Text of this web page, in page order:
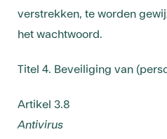
verstrekken, te worden
het wachtwoord.
Titel 4. Beveiliging van
Artikel 3.8
Antivirus